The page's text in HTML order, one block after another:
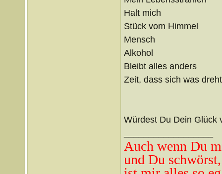
Halt mich
Stück vom Himmel
Mensch
Alkohol
Bleibt alles anders
Zeit, dass sich was dreht
Würdest Du Dein Glück
Auch wenn Du
und Du